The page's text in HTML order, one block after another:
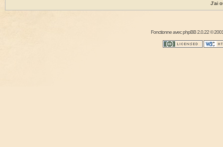
J'ai
Fonctionne avecphpBB2.0.22 ©